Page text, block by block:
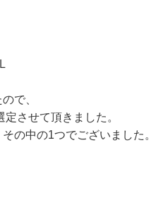
で、
させて頂きました。
の中の1つでございました。